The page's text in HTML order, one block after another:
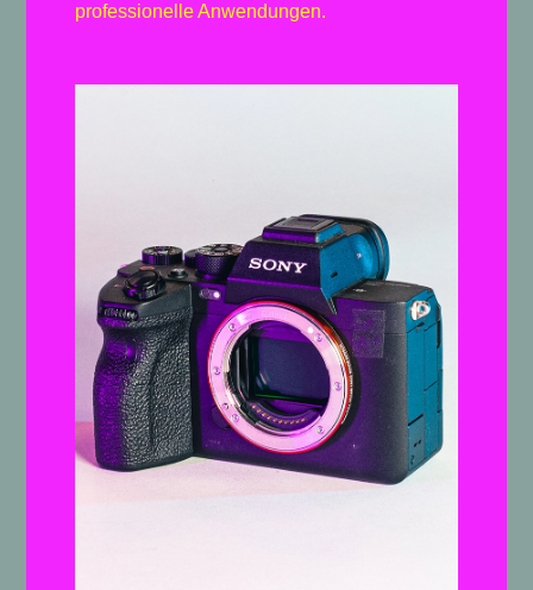
professionelle Anwendungen.